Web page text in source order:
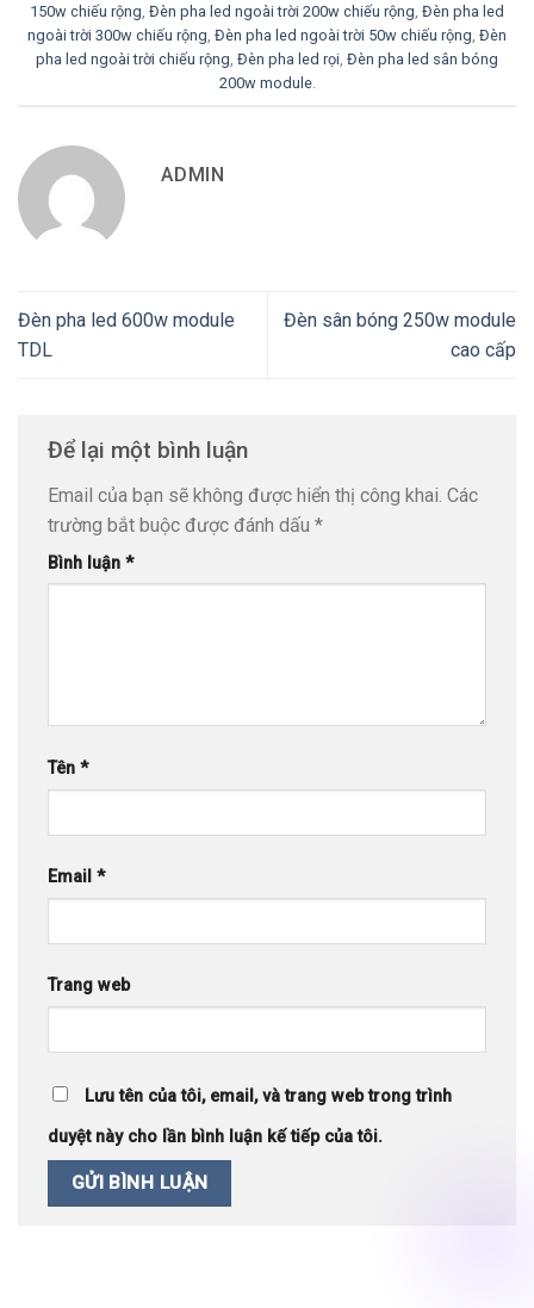
150w chiếu rộng Đèn pha led ngoài trời 200w chiếu rộng Đèn pha led
ngoài trời 300w chiếu rộng Đèn pha led ngoài trời 50w chiếu rộng Đèn
pha led ngoài trời chiếu rộng Đèn pha led rọi Đèn pha led sân bóng
200w module.
ADMIN
Đèn pha led 600w module
TDL
Đèn sân bóng 250w module
cao cấp
Để lại một bình luận
Email của bạn sẽ không được hiển thị công khai. Các
trường bắt buộc được đánh dấu *
Bình luận *
Tên *
Email *
Trang web
Lưu tên của tôi, email, và trang web trong trình
duyệt này cho lần bình luận kế tiếp của tôi.